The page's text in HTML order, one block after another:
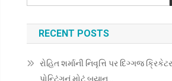
RECENT POSTS
રોહિત શર્માની નિવૃત્તિ પર દિગ્ગજ ક્રિકેટર
પોન્ટિંગનું મોટું બયાન…